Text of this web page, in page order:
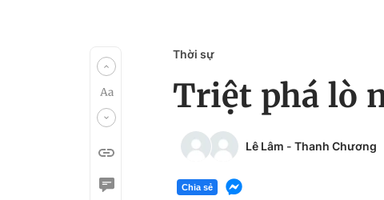
Thời sự
Triệt phá lò
Lê Lâm - Thanh Chương
Chia sẻ